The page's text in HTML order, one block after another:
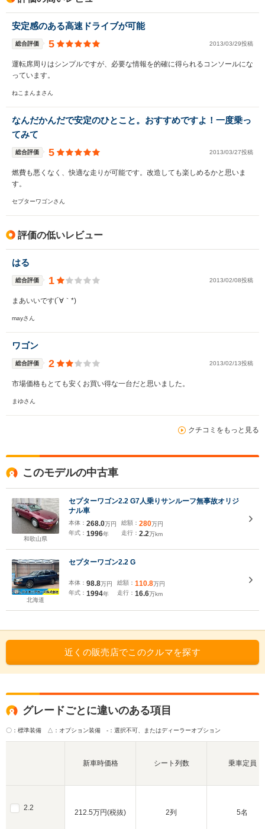
安定感のある高速ドライブが可能
総合評価 5 2013/03/29投稿
運転席周りはシンプルですが、必要な情報を的確に得られるコンソールにな
っています。
ねこまんまさん
なんだかんだで安定のひとこと。おすすめですよ！一度乗っ
てみて
総合評価 5 2013/03/27投稿
燃費も悪くなく、快適な走りが可能です。改造しても楽しめるかと思いま
す。
セプターワゴンさん
評価の低いレビュー
はる
総合評価 1 2013/02/08投稿
まあいいです(´∀｀*)
mayさん
ワゴン
総合評価 2 2013/02/13投稿
市場価格もとても安くお買い得な一台だと思いました。
まゆさん
クチコミをもっと見る
このモデルの中古車
和歌山県
セプターワゴン2.2 G7人乗りサンルーフ無事故オリジ
ナル車
本体： 268.0万円
年式： 1996年
総額： 280万円
走行： 2.2万km
北海道
セプターワゴン2.2 G
本体： 98.8万円
年式： 1994年
総額： 110.8万円
走行： 16.6万km
近くの販売店でこのクルマを探す
グレードごとに違いのある項目
〇：標準装備 △：オプション装備 -：選択不可、またはディーラーオプション
2.2
新車時価格 シート列数 乗車定員
212.5万円(税抜) 2列 5名